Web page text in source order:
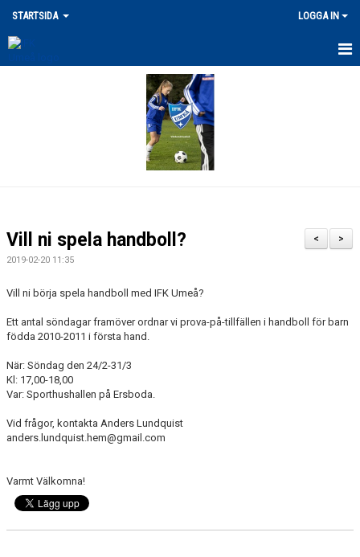
STARTSIDA LOGGA IN
FRITIDSKORTET / STÖDFOND
UTLÄGG/ERSÄTTNING
FÖRSÄKRING / SKADOR
>
<
Vill ni spela handboll?
2019-02-20 11:35
Vill ni börja spela handboll med IFK Umeå?
Ett antal söndagar framöver ordnar vi prova-på-tillfällen i handboll för barn
födda 2010-2011 i första hand.
När: Söndag den 24/2-31/3
Kl: 17,00-18,00
Var: Sporthushallen på Ersboda.
Vid frågor, kontakta Anders Lundquist
anders.lundquist.hem@gmail.com
Varmt Välkomna!